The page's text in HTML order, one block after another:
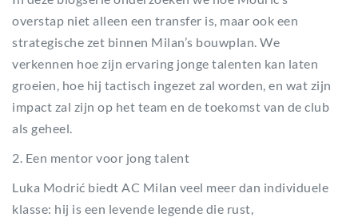
overstap niet alleen een transfer is, maar ook een
strategische zet binnen Milan’s bouwplan. We
verkennen hoe zijn ervaring jonge talenten kan laten
groeien, hoe hij tactisch ingezet zal worden, en wat zijn
impact zal zijn op het team en de toekomst van de club
als geheel.
2. Een mentor voor jong talent
Luka Modrić biedt AC Milan veel meer dan individuele
klasse: hij is een levende legende die rust,